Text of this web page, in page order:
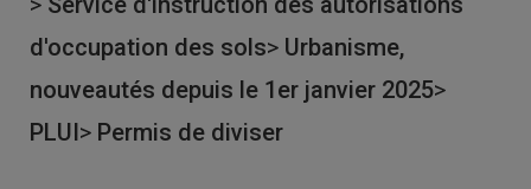
d'occupation des sols> Urbanisme,
nouveautés depuis le 1er janvier 2025>
PLUI> Permis de diviser